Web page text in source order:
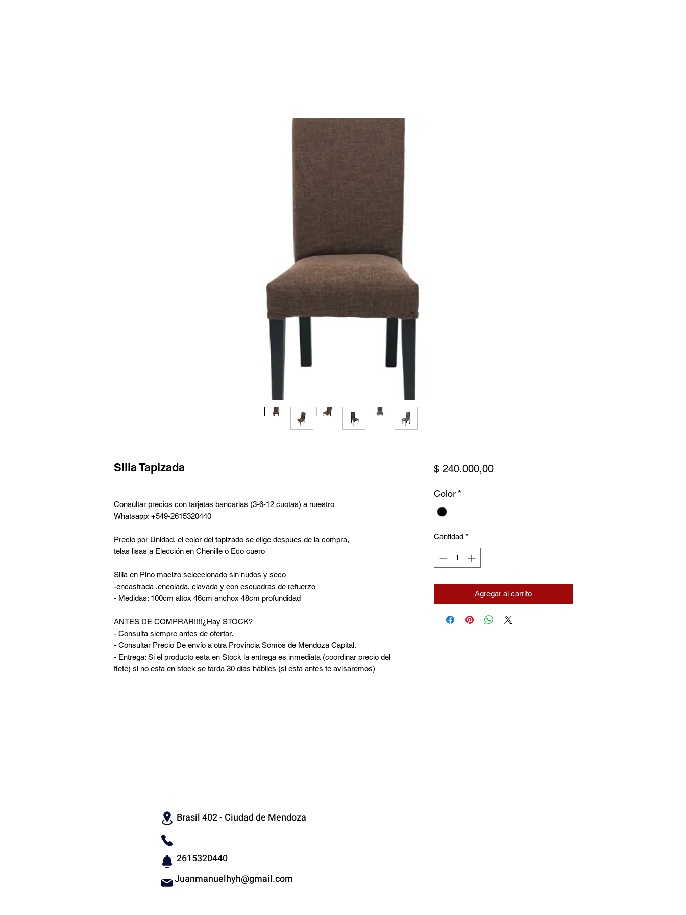
Silla Tapizada
Consultar precios con tarjetas bancarias (3-6-12 cuotas) a nuestro
Whatsapp: +549-2615320440
Precio por Unidad, el color del tapizado se elige despues de la compra,
telas lisas a Elección en Chenille o Eco cuero
Silla en Pino macizo seleccionado sin nudos y seco
-encastrada ,encolada, clavada y con escuadras de refuerzo
- Medidas: 100cm altox 46cm anchox 48cm profundidad
ANTES DE COMPRAR!!!!¿Hay STOCK?
- Consulta siempre antes de ofertar.
- Consultar Precio De envío a otra Provincia Somos de Mendoza Capital.
- Entrega: Si el producto esta en Stock la entrega es inmediata (coordinar precio del
flete) si no esta en stock se tarda 30 días hábiles (si está antes te avisaremos)
$ 240.000,00Precio
Color *
Cantidad *
Agregar al carrito
Brasil 402 - Ciudad de Mendoza
2615320440
Juanmanuelhyh@gmail.com